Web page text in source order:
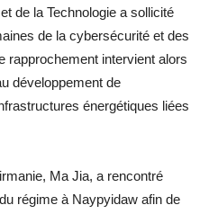
de la Technologie a sollicité
de la cybersécurité et des
rapprochement intervient alors
développement de
énergétiques liées
Ma Jia, a rencontré
régime à Naypyidaw afin de